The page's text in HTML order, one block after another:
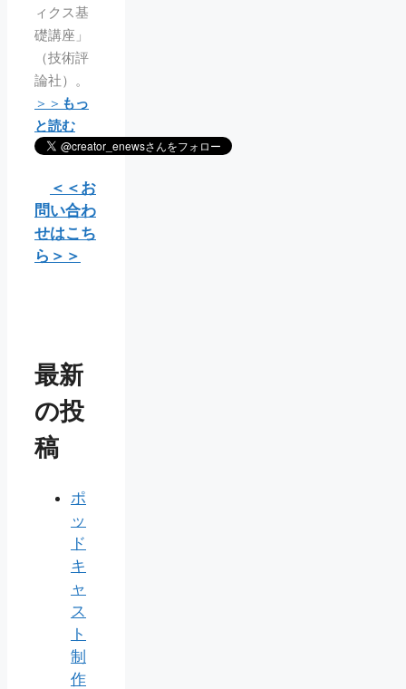
ィクス基
礎講座」
（技術評
論社）。
＞＞ もっ
と読む
＜＜お
問い合わ
せはこち
ら＞＞
最新
の投
稿
ポ
ッ
ド
キ
ャ
ス
ト
制
作